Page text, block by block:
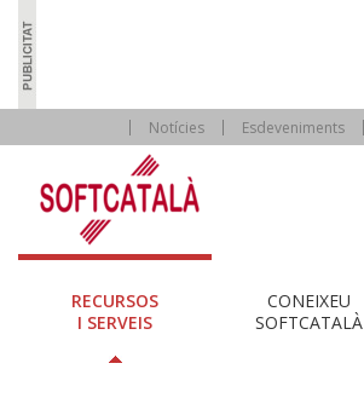
Notícies Esdeveniments
RECURSOS
I SERVEIS
CONEIXEU
SOFTCATALÀ